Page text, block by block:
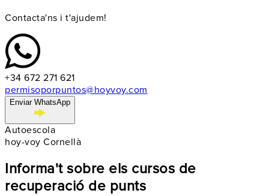
Contacta'ns i t'ajudem!
+34 672 271 621
permisoporpuntos@hoyvoy.com
Enviar WhatsApp
Autoescola
hoy-voy Cornellà
Informa't sobre els cursos de
recuperació de punts